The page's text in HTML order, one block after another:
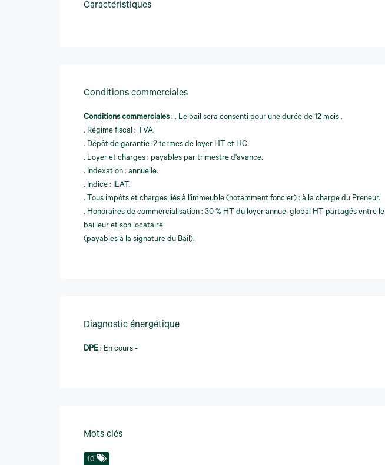
Caractéristiques
Conditions commerciales
Conditions commerciales : . Le bail sera consenti pour une durée de 12 mois .
. Régime fiscal : TVA.
. Dépôt de garantie :2 termes de loyer HT et HC.
. Loyer et charges : payables par trimestre d'avance.
. Indexation : annuelle.
. Indice : ILAT.
. Tous impôts et charges liés à l'immeuble (notamment foncier) : à la charge du Preneur.
. Honoraires de commercialisation : 30 % HT du loyer annuel global HT partagés entre le
bailleur et son locataire
(payables à la signature du Bail).
Diagnostic énergétique
DPE : En cours -
Mots clés
10